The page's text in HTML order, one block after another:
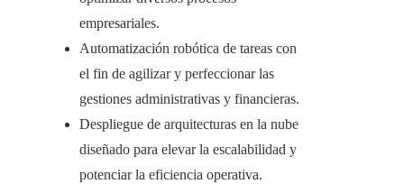
empresariales.
Automatización robótica de tareas con
el fin de agilizar y perfeccionar las
gestiones administrativas y financieras.
Despliegue de arquitecturas en la nube
diseñado para elevar la escalabilidad y
potenciar la eficiencia operativa.